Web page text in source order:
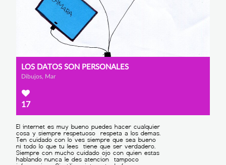
LOS DATOS SON PERSONALES
Dibujos, Mar
17